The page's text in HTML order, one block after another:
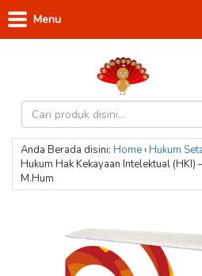
Menu
Anda Berada disini: Home›Hukum
Hukum Hak Kekayaan Intelektual (HKI)
M.Hum